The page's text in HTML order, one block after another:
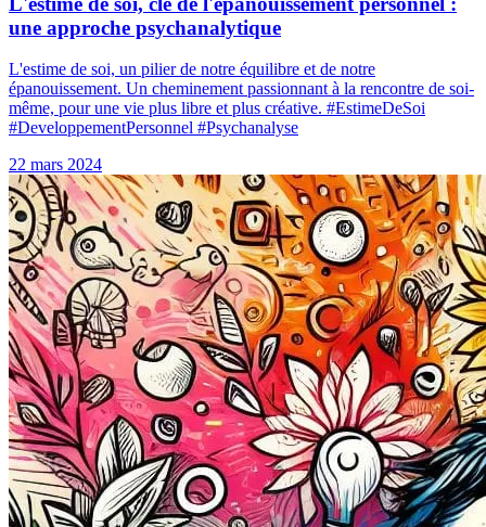
une approche psychanalytique
L'estime de soi, un pilier de notre équilibre et de notre
épanouissement. Un cheminement passionnant à la rencontre de soi-
même, pour une vie plus libre et plus créative. #EstimeDeSoi
#DeveloppementPersonnel #Psychanalyse
22 mars 2024